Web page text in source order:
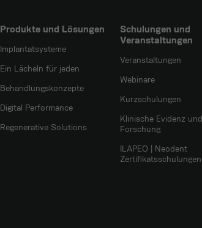
Produkte und Lösungen
Implantatsysteme
Ein Lächeln für jeden
Behandlungskonzepte
Digital Performance
Regenerative Solutions
Schulungen und
Veranstaltungen
Veranstaltungen
Webinare
Kurzschulungen
Klinische Evidenz und
Forschung
ILAPEO | Neodent
Zertifikatsschulungen